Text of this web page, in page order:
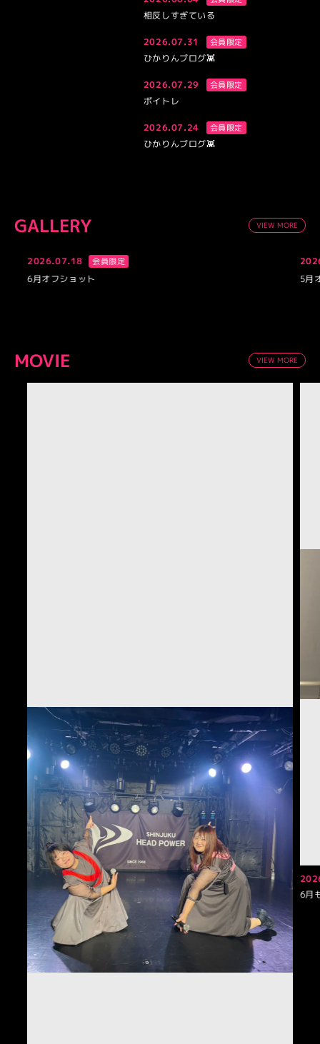
相反しすぎている
2026.07.31 会員限定
ひかりんブログ👾
2026.07.29 会員限定
ボイトレ
2026.07.24 会員限定
ひかりんブログ👾
GALLERY VIEW MORE
2026.07.18 会員限定
6月オフショット
5月
MOVIE VIEW MORE
6月